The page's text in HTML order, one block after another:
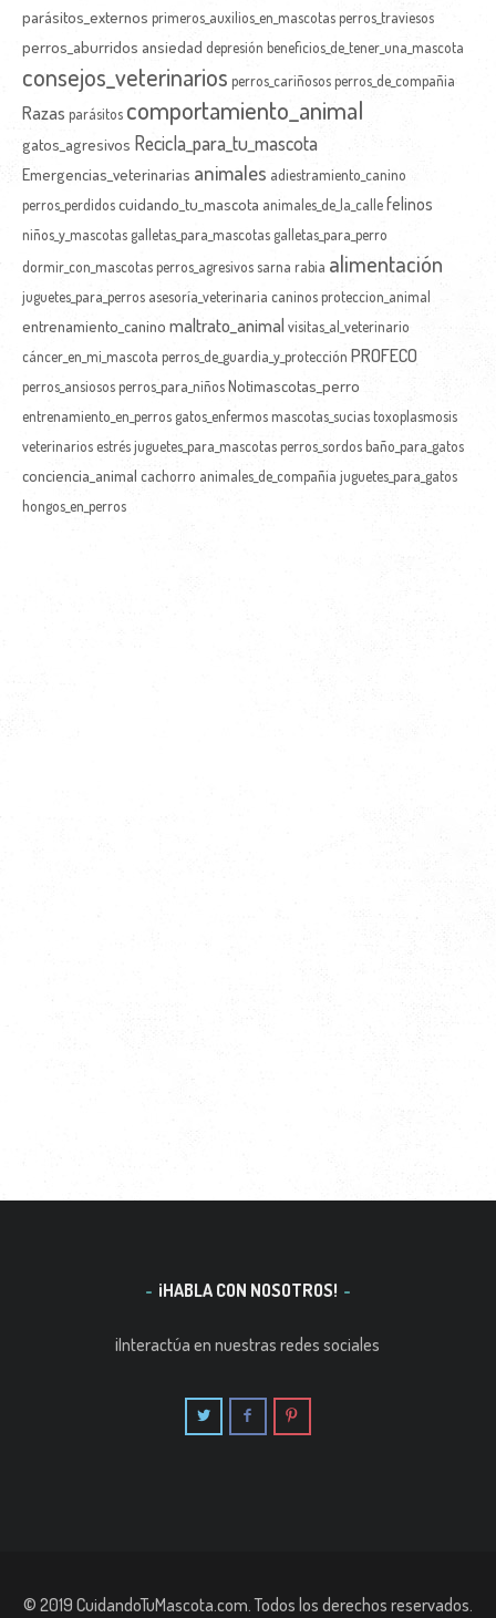
parásitos_externos primeros_auxilios_en_mascotas perros_traviesos
perros_aburridos ansiedad depresión beneficios_de_tener_una_mascota
consejos_veterinarios perros_cariñososperros_de_compañia
Razas parásitos comportamiento_animal
gatos_agresivos Recicla_para_tu_mascota
Emergencias_veterinarias animales adiestramiento_canino
perros_perdidoscuidando_tu_mascota animales_de_la_callefelinos
niños_y_mascotas galletas_para_mascotas galletas_para_perro
dormir_con_mascotasperros_agresivossarna rabia alimentación
juguetes_para_perros asesoría_veterinaria caninosproteccion_animal
entrenamiento_canino maltrato_animal visitas_al_veterinario
cáncer_en_mi_mascota perros_de_guardia_y_protección PROFECO
perros_ansiososperros_para_niñosNotimascotas_perro
entrenamiento_en_perros gatos_enfermosmascotas_suciastoxoplasmosis
veterinarios estrésjuguetes_para_mascotas perros_sordos baño_para_gatos
conciencia_animal cachorro animales_de_compañia juguetes_para_gatos
hongos_en_perros
¡HABLA CON NOSOTROS!
¡Interactúa en nuestras redes sociales
© 2019 CuidandoTuMascota.com. Todos los derechos reservados.